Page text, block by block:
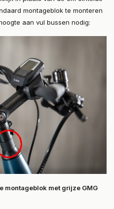
montageblok te monteren
aan vul bussen nodig:
montageblok met grijze GMG